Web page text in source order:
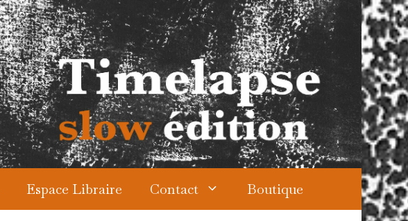
Espace Libraire Contact Boutique